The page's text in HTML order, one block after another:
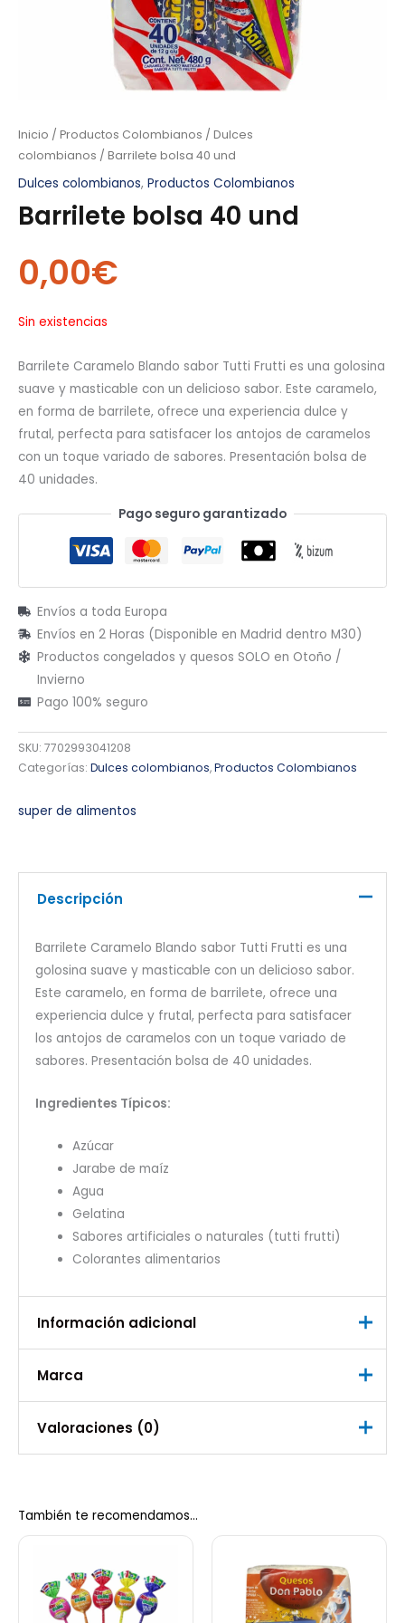
Inicio / Productos Colombianos / Dulces
colombianos / Barrilete bolsa 40 und
Dulces colombianos, Productos Colombianos
Barrilete bolsa 40 und
0,00€
Sin existencias
Barrilete Caramelo Blando sabor Tutti Frutti es una golosina
suave y masticable con un delicioso sabor. Este caramelo,
en forma de barrilete, ofrece una experiencia dulce y
frutal, perfecta para satisfacer los antojos de caramelos
con un toque variado de sabores. Presentación bolsa de
40 unidades.
Pago seguro garantizado
Envíos a toda Europa
Envíos en 2 Horas (Disponible en Madrid dentro M30)
Productos congelados y quesos SOLO en Otoño /
Invierno
Pago 100% seguro
SKU: 7702993041208
Categorías: Dulces colombianos,Productos Colombianos
super de alimentos
Descripción
Barrilete Caramelo Blando sabor Tutti Frutti es una
golosina suave y masticable con un delicioso sabor.
Este caramelo, en forma de barrilete, ofrece una
experiencia dulce y frutal, perfecta para satisfacer
los antojos de caramelos con un toque variado de
sabores. Presentación bolsa de 40 unidades.
Ingredientes Típicos:
Azúcar
Jarabe de maíz
Agua
Gelatina
Sabores artificiales o naturales (tutti frutti)
Colorantes alimentarios
Información adicional
Peso
Marca
Marca
super de alimentos
Valoraciones (0)
Sé el primero en valorar “Barrilete
bolsa 40 und”
Debesaccederpara publicar una valoración.
También te recomendamos…